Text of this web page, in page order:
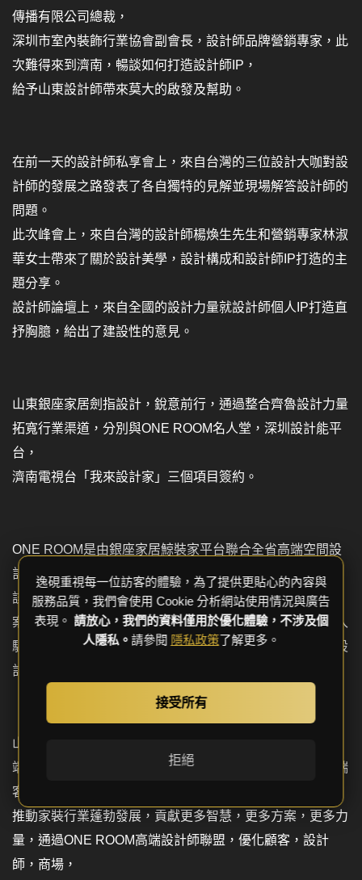
傳播有限公司總裁，
深圳市室內裝飾行業協會副會長，設計師品牌營銷專家，此
次難得來到濟南，暢談如何打造設計師IP，
給予山東設計師帶來莫大的啟發及幫助。
在前一天的設計師私享會上，來自台灣的三位設計大咖對設
計師的發展之路發表了各自獨特的見解並現場解答設計師的
問題。
此次峰會上，來自台灣的設計師楊煥生先生和營銷專家林淑
華女士帶來了關於設計美學，設計構成和設計師IP打造的主
題分享。
設計師論壇上，來自全國的設計力量就設計師個人IP打造直
抒胸臆，給出了建設性的意見。
山東銀座家居劍指設計，銳意前行，通過整合齊魯設計力量
拓寬行業渠道，分別與ONE ROOM名人堂，深圳設計能平
台，
濟南電視台「我來設計家」三個項目簽約。
ONE ROOM是由銀座家居鯨裝家平台聯合全省高端空間設
計機構，共同發起並組建的高端設計師聯盟。
該聯盟為中高端客戶提供「一站式」私人訂製家居設計方
案，面向設計師群體開放，集中本土龍頭企業優勢資源為入
駐的設計師提供充分展示空間，為山東設計師賦能，倡導設
計行業的資源共享，鼓勵原創設計與獨立思考精神。
山東銀座家居有限公司黨委書記，董事長，ONE ROOM高
端設計師聯盟會長張慶胜表示，希望本次論壇能為深耕高端
客戶市場，
推動家裝行業蓬勃發展，貢獻更多智慧，更多方案，更多力
量，通過ONE ROOM高端設計師聯盟，優化顧客，設計
師，商場，
逸硯重視每一位訪客的體驗，為了提供更貼心的內容與
服務品質，我們會使用 Cookie 分析網站使用情況與廣告
表現。 請放心，我們的資料僅用於優化體驗，不涉及個
人隱私。請參閱 隱私政策了解更多。
接受所有
拒絕